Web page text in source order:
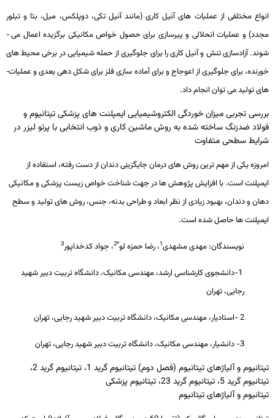
انواع مختلفی از عملیات­ های آنیل­ کاری (مانند آنیل تکی، دوپلکس، میل، بتا و تبلور
مجدد) و عملیات انحلالی و پیرسازی برای حصول خواص مکانیکی برگزیده اعمال می ­
شوند. آزادسازی تنش و آنیل­ کاری را برای جلوگیری از حمله شیمیایی در برخی محیط ­های
خورنده، برای جلوگیری از اعوجاج و برای آماده­ سازی فلز برای شکل­ دهی بعدی و عملیات­
های تولید می­ توان انجام داد.
بررسی تجربی میزان خوردگی الکتروشیمیایی ایمپلنت های پزشکی تیتانیوم و
فولاد ضدزنگ ساخته شده به روش ماشین کاری و ذوب انتخابی با پرتو لیزر در
شرایط سطحی متفاوت
امروزهیکی ازمهمترینروشهایدرمان جایگزینیدندان ازدسترفته، استفاده از
ایمپلنت است. با افزایش پژوهشها در جهت شناخت خواصزیست پزشکی ومکانیکی
دهان ودندان، بهبودزیادی از نظر ابعاد وطراحیبدنه، جنس، روشهایتولید وسطح
ایمپلنتها حاصلشده است.
نویسندگان: مهدی مشهدی1، رضا حمزه لو*2 ، جواد کدخداپور3
-1دانشجوی کارشناسی ارشد، مهندسی مکانیک، دانشگاه تربیت دبیر شهید
رجایی، تهران
2
-استادیار، مهندسی مکانیک، دانشگاه تربیت دبیر شهید رجایی، تهران
3- دانشیار، مهندسی مکانیک، دانشگاه تربیت دبیر شهید رجایی، تهران
تیتانیوم و آلیاژهای تیتانیوم (فصل دوم) تیتانیوم گرید 1، تیتانیوم گرید 2،
تیتانیوم گرید 5، تیتانیوم گرید 23، تیتانیوم پزشکی
تیتانیوم و آلیاژهای تیتانیوم